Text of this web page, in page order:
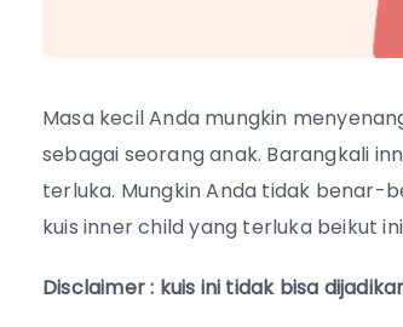
Masa kecil Anda mungkin
sebagai seorang anak. Barangkali
terluka. Mungkin Anda tidak benar-
kuis inner child yang terluka beikut
Disclaimer : kuis ini tidak bisa